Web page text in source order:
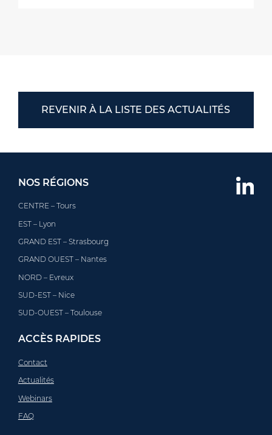
REVENIR À LA LISTE DES ACTUALITÉS
NOS RÉGIONS
CENTRE – Tours
EST – Lyon
GRAND EST – Strasbourg
GRAND OUEST – Nantes
NORD – Evreux
SUD-EST – Nice
SUD-OUEST – Toulouse
ACCÈS RAPIDES
Contact
Actualités
Webinars
FAQ